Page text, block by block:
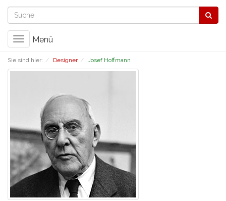
Toggle
Menü
Sie sind hier: Designer Josef Hoffmann